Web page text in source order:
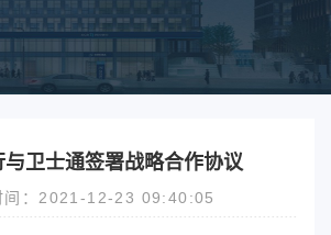
与卫士通签署战略合作协议
间：2021-12-23 09:40:05